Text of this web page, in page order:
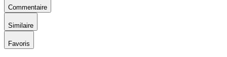
Commentaire
Similaire
Favoris